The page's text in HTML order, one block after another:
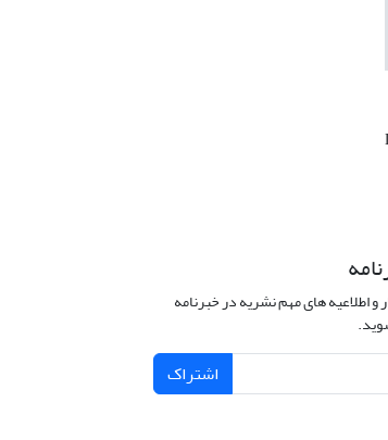
و اطلاعیه های مهم نشریه در خبرنامه
اشتراک